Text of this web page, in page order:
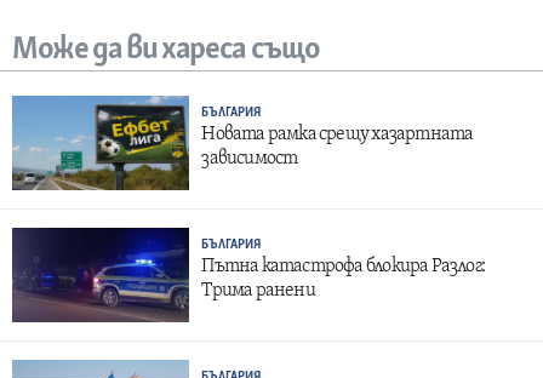
Може да ви хареса също
БЪЛГАРИЯ
Новата рамка срещу хазартната
зависимост
БЪЛГАРИЯ
Пътна катастрофа блокира Разлог:
Трима ранени